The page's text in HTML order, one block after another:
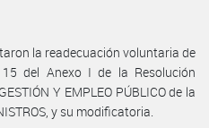
la readecuación voluntaria de
del Anexo I de la Resolución
Y EMPLEO PÚBLICO de la
y su modificatoria.